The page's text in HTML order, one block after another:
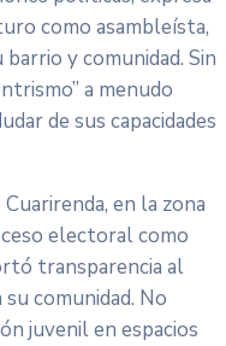
como asambleísta,
y comunidad. Sin
a menudo
de sus capacidades
en la zona
electoral como
transparencia al
comunidad. No
juvenil en espacios